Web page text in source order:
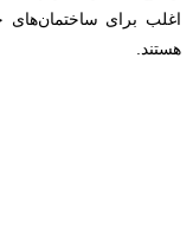
هستند.